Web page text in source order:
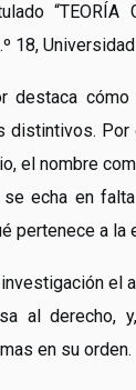
“TEORÍA
18,
destaca
distintivos. Por
el nombre
se echa en
pertenece a la
el
al derecho,
en su orden.